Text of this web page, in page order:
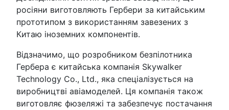
росіяни виготовляють Гербери за китайським
прототипом з використанням завезених з
Китаю іноземних компонентів.
Відзначимо, що розробником безпілотника
Гербера є китайська компанія Skywalker
Technology Co., Ltd., яка спеціалізується на
виробництві авіамоделей. Ця компанія також
виготовляє фюзеляжі та забезпечує постачання